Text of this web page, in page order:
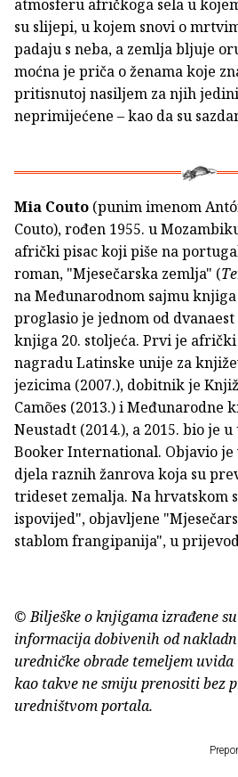
atmosferu afričkoga sela u
su slijepi, u kojem snovi o
padaju s neba, a zemlja bljuje
moćna je priča o ženama koje
pritisnutoj nasiljem za njih
neprimijećene – kao da su
Mia Couto (punim imenom
Couto), rođen 1955. u
afrički pisac koji piše na
roman, "Mjesečarska zemlja" (
na Međunarodnom sajmu
proglasio je jednom od
knjiga 20. stoljeća. Prvi je
nagradu Latinske unije za
jezicima (2007.), dobitnik je
Camões (2013.) i Međunarodne
Neustadt (2014.), a 2015. bio je
Booker International. Objavio je
djela raznih žanrova koja su
trideset zemalja. Na hrvatskom
ispovijed", objavljene
stablom frangipanija", u
© Bilješke o knjigama izrađene
informacija dobivenih od
uredničke obrade temeljem
kao takve ne smiju prenositi bez
uredništvom portala.